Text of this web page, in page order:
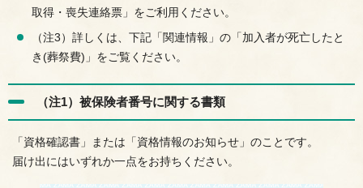
取得・喪失連絡票」をご利用ください。
（注3）詳しくは、下記「関連情報」の「加入者が死亡したと
き(葬祭費)」をご覧ください。
（注1）被保険者番号に関する書類
「資格確認書」または「資格情報のお知らせ」のことです。
届け出にはいずれか一点をお持ちください。